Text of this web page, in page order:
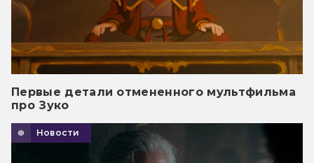
Первые детали отмененного мультфильма
про Зуко
Новости